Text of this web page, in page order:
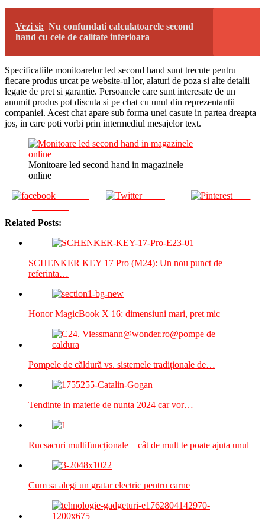
Vezi si: Nu confundati calculatoarele second
hand cu cele de calitate inferioara
Specificatiile monitoarelor led second hand sunt trecute pentru
fiecare produs urcat pe website-ul lor, alaturi de poza si alte detalii
legate de pret si garantie. Persoanele care sunt interesate de un
anumit produs pot discuta si pe chat cu unul din reprezentantii
companiei. Acest chat apare sub forma unei casute in partea dreapta
jos, in care poti vorbi prin intermediul mesajelor text.
Monitoare led second hand in magazinele
online
Tweet Save
Related Posts:
SCHENKER KEY 17 Pro (M24): Un nou punct de
referinta…
Honor MagicBook X 16: dimensiuni mari, pret mic
Pompele de căldură vs. sistemele tradiționale de…
Tendinte in materie de nunta 2024 car vor…
Rucsacuri multifuncționale – cât de mult te poate ajuta unul
Cum sa alegi un gratar electric pentru carne